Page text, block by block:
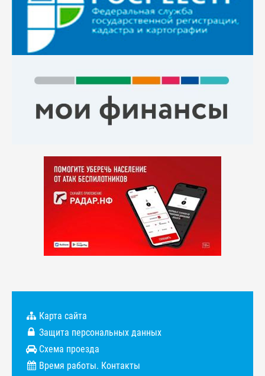
Карта сайта
Защита персональных данных
Схема проезда
Время работы. Контакты